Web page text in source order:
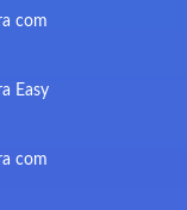
com
Easy
com